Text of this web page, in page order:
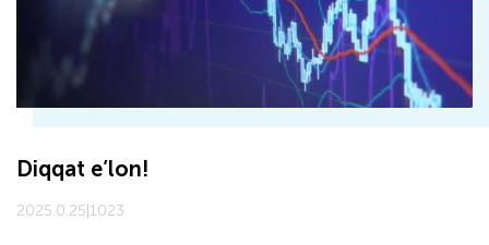
Diqqat e’lon!
2025.0.25 1023